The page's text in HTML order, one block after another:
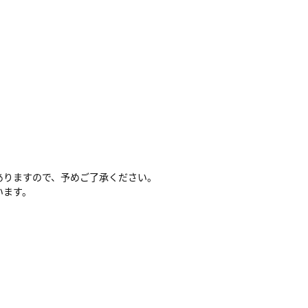
ますので、予めご了承ください。
す。